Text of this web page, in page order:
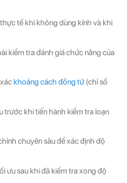
tế khi không dùng kính và khi
kiểm tra đánh giá chức năng của
khoảng cách đồng tử(chỉ số
trước khi tiến hành kiểm tra loạn
chuyên sâu để xác định độ
ưu sau khi đã kiểm tra xong độ